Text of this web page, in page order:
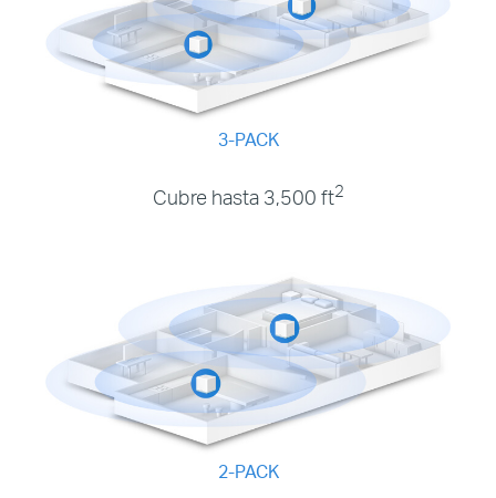
3-PACK
Cubre hasta 3,500 ft2
2-PACK